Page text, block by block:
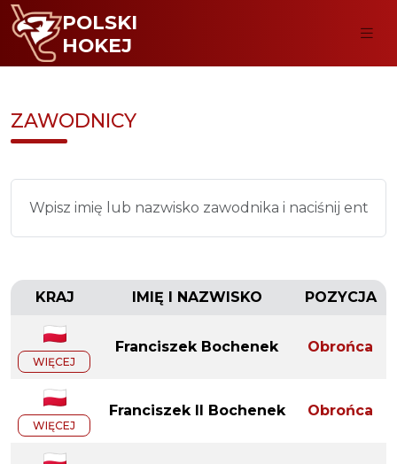
POLSKI
HOKEJ
ZAWODNICY
KRAJ IMIĘ I NAZWISKO POZYCJA
WIĘCEJ
Franciszek Bochenek Obrońca
WIĘCEJ
Franciszek II Bochenek Obrońca